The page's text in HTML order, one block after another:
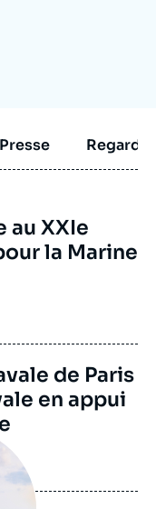
Presse
au XXIe
la Marine
de Paris
en appui